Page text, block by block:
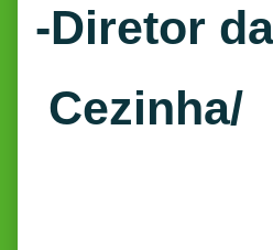
-Diretor
Cezinha/